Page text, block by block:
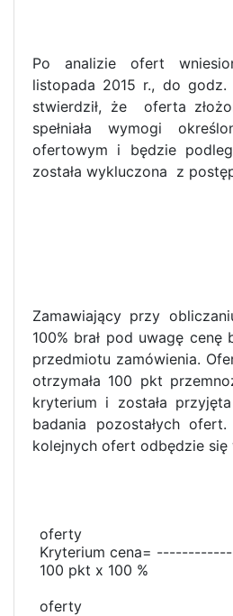
Po analizie ofert
listopada 2015 r., do godz.
stwierdził, że oferta
spełniała wymogi
ofertowym i będzie
została wykluczona z
Zamawiający przy
100% brał pod uwagę
przedmiotu zamówienia.
otrzymała 100 pkt
kryterium i została
badania pozostałych
kolejnych ofert odbędzie się
oferty
Kryterium cena=
100 pkt x 100 %
Cena
oferty